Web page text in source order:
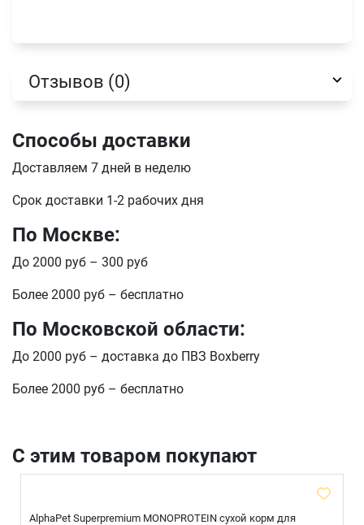
Отзывов (0)
Способы доставки
Доставляем 7 дней в неделю
Срок доставки 1-2 рабочих дня
По Москве:
До 2000 руб – 300 руб
Более 2000 руб – бесплатно
По Московской области:
До 2000 руб – доставка до ПВЗ Boxberry
Более 2000 руб – бесплатно
С этим товаром покупают
AlphaPet Superpremium MONOPROTEIN сухой корм для
Имя
Телефон
E-mail
отправить